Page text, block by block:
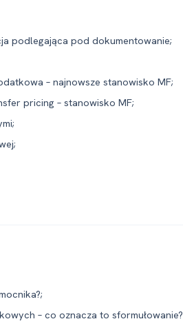
podlegająca pod dokumentowanie;
– najnowsze stanowisko MF;
pricing – stanowisko MF;
– co oznacza to sformułowanie?